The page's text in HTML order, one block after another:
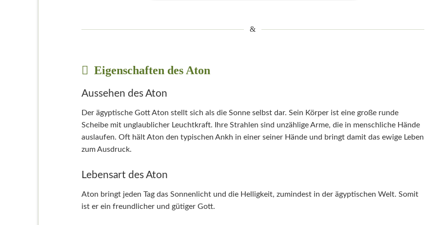
Eigenschaften des Aton
Aussehen des Aton
Der ägyptische Gott Aton stellt sich als die Sonne selbst dar. Sein Körper ist eine große runde
Scheibe mit unglaublicher Leuchtkraft. Ihre Strahlen sind unzählige Arme, die in menschliche Hände
auslaufen. Oft hält Aton den typischen Ankh in einer seiner Hände und bringt damit das ewige Leben
zum Ausdruck.
Lebensart des Aton
Aton bringt jeden Tag das Sonnenlicht und die Helligkeit, zumindest in der ägyptischen Welt. Somit
ist er ein freundlicher und gütiger Gott.